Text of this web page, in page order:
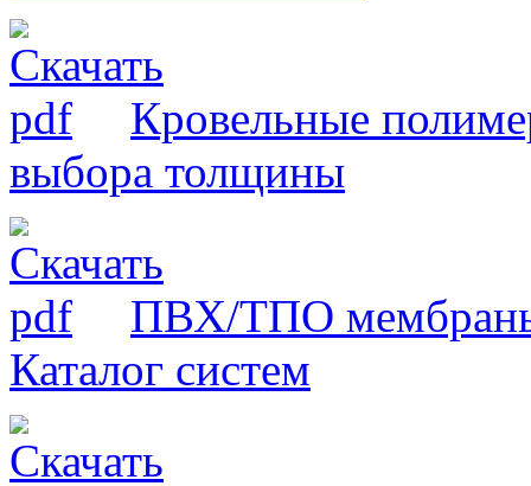
Кровельные
выбора толщины
ПВХ/ТПО мембраны
Каталог систем